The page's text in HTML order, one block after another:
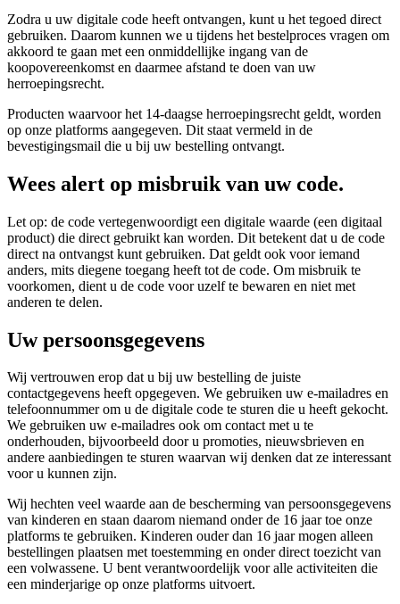
Zodra u uw digitale code heeft ontvangen, kunt u het tegoed direct
gebruiken. Daarom kunnen we u tijdens het bestelproces vragen om
akkoord te gaan met een onmiddellijke ingang van de
koopovereenkomst en daarmee afstand te doen van uw
herroepingsrecht.
Producten waarvoor het 14-daagse herroepingsrecht geldt, worden
op onze platforms aangegeven. Dit staat vermeld in de
bevestigingsmail die u bij uw bestelling ontvangt.
Wees alert op misbruik van uw code.
Let op: de code vertegenwoordigt een digitale waarde (een digitaal
product) die direct gebruikt kan worden. Dit betekent dat u de code
direct na ontvangst kunt gebruiken. Dat geldt ook voor iemand
anders, mits diegene toegang heeft tot de code. Om misbruik te
voorkomen, dient u de code voor uzelf te bewaren en niet met
anderen te delen.
Uw persoonsgegevens
Wij vertrouwen erop dat u bij uw bestelling de juiste
contactgegevens heeft opgegeven. We gebruiken uw e-mailadres en
telefoonnummer om u de digitale code te sturen die u heeft gekocht.
We gebruiken uw e-mailadres ook om contact met u te
onderhouden, bijvoorbeeld door u promoties, nieuwsbrieven en
andere aanbiedingen te sturen waarvan wij denken dat ze interessant
voor u kunnen zijn.
Wij hechten veel waarde aan de bescherming van persoonsgegevens
van kinderen en staan ​​daarom niemand onder de 16 jaar toe onze
platforms te gebruiken. Kinderen ouder dan 16 jaar mogen alleen
bestellingen plaatsen met toestemming en onder direct toezicht van
een volwassene. U bent verantwoordelijk voor alle activiteiten die
een minderjarige op onze platforms uitvoert.